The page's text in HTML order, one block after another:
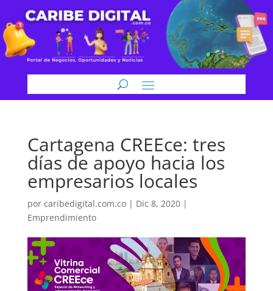
Cartagena CREEce: tres
días de apoyo hacia los
empresarios locales
por caribedigital.com.co| Dic 8, 2020|
Emprendimiento